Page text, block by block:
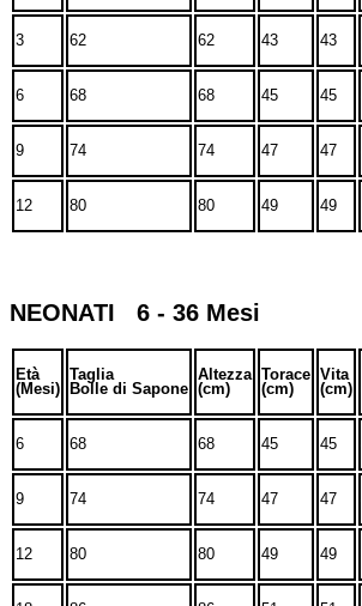
3 62 62 43 43
6 68 68 45 45
9 74 74 47 47
12 80 80 49 49
NEONATI 6 - 36 Mesi
Età
(Mesi)
Taglia
Bolle di Sapone
Altezza
(cm)
Torace
(cm)
Vita
(cm)
6 68 68 45 45
9 74 74 47 47
12 80 80 49 49